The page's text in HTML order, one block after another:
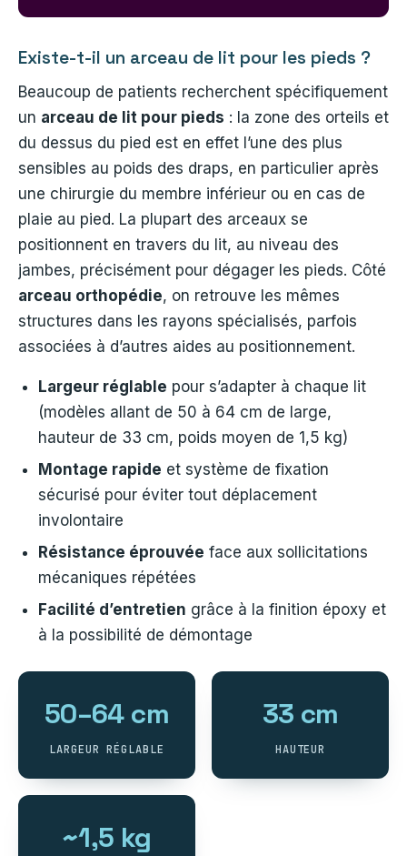
Existe-t-il un arceau de lit pour les pieds ?
Beaucoup de patients recherchent spécifiquement
un arceau de lit pour pieds : la zone des orteils et
du dessus du pied est en effet l’une des plus
sensibles au poids des draps, en particulier après
une chirurgie du membre inférieur ou en cas de
plaie au pied. La plupart des arceaux se
positionnent en travers du lit, au niveau des
jambes, précisément pour dégager les pieds. Côté
arceau orthopédie, on retrouve les mêmes
structures dans les rayons spécialisés, parfois
associées à d’autres aides au positionnement.
Largeur réglable pour s’adapter à chaque lit
(modèles allant de 50 à 64 cm de large,
hauteur de 33 cm, poids moyen de 1,5 kg)
Montage rapide et système de fixation
sécurisé pour éviter tout déplacement
involontaire
Résistance éprouvée face aux sollicitations
mécaniques répétées
Facilité d’entretien grâce à la finition époxy et
à la possibilité de démontage
50–64 cm
LARGEUR RÉGLABLE
33 cm
HAUTEUR
~1,5 kg